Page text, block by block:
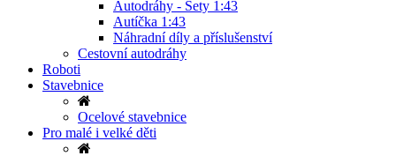
Autodráhy - Sety 1:43
Autíčka 1:43
Náhradní díly a příslušenství
Cestovní autodráhy
Roboti
Stavebnice
Ocelové stavebnice
Pro malé i velké děti